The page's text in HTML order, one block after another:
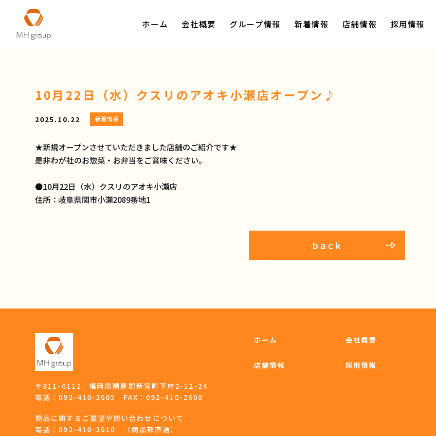
ホーム 会社概要 グループ情報 新着情報 店舗情報 採用情報
10月22日（水）クスリのアオキ小瀬店オープン♪
2025.10.22 新着情報
★新規オープンさせていただきました店舗のご紹介です★
是非わが社のお惣菜・お弁当をご賞味ください。
●10月22日（水）クスリのアオキ小瀬店
住所：岐阜県関市小瀬2089番地1
back
〒811-0112 福岡県糟屋郡新宮町下府2-12-24
電話： 092-410-2605 FAX：092-410-2608
商品に関するご要望や問い合わせについて
電話： 092-410-2610 （商品部直通）
ホーム 会社概要
店舗情報 採用情報